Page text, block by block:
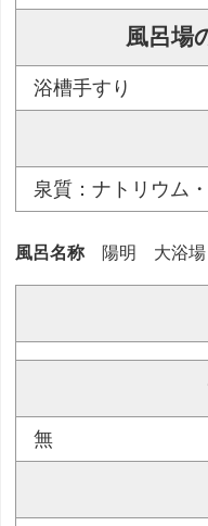
風呂場
浴槽手すり
泉質：ナトリウム
風呂名称 陽明 大浴場
無